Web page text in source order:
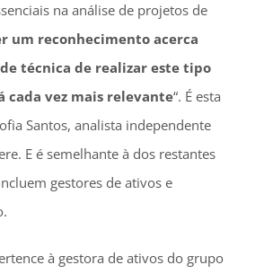
na análise de projetos de
um reconhecimento acerca
técnica de realizar este tipo
cada vez mais relevante“. É esta
Santos, analista independente
E é semelhante à dos restantes
gestores de ativos e
à gestora de ativos do grupo